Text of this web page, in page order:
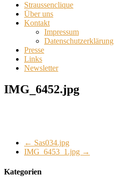
Straussenclique
Über uns
Kontakt
Impressum
Datenschutzerklärung
Presse
Links
Newsletter
IMG_6452.jpg
← Sas034.jpg
IMG_6453_1.jpg →
Kategorien